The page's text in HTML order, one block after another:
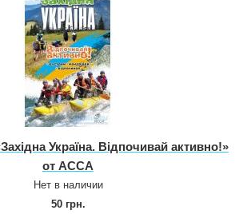
Україна. Відпочивай активно!»
от АССА
Нет в наличии
50 грн.